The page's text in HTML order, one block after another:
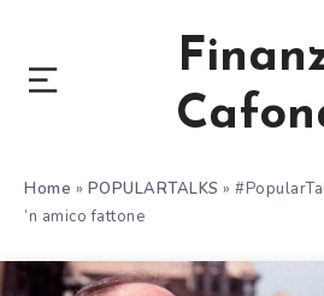
Home » POPULARTALKS »
‘n amico fattone